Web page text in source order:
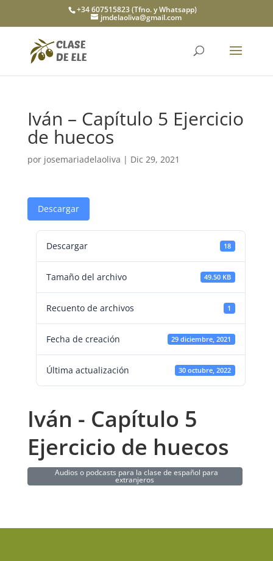
+34 607515823 (Tfno. y Whatsapp)
jmdelaoliva@gmail.com
Iván – Capítulo 5 Ejercicio
de huecos
por josemariadelaoliva | Dic 29, 2021
Descargar
Descargar 18
Tamaño del archivo 49.50 KB
Recuento de archivos 1
Fecha de creación 29 diciembre, 2021
Última actualización 30 octubre, 2022
Iván - Capítulo 5
Ejercicio de huecos
Audios o podcasts para la clase de español para
extranjeros